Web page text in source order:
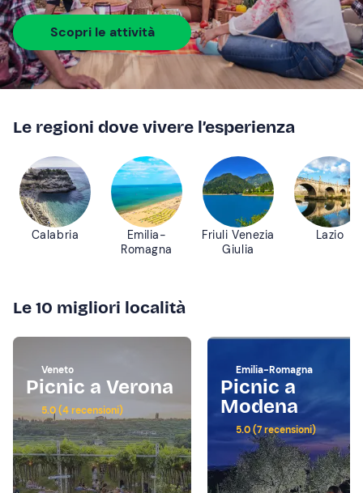
Scopri le attività
Le regioni dove vivere l’esperienza
Calabria
Emilia-
Romagna
Friuli Venezia
Giulia
Lazio
Le 10 migliori località
Veneto
Picnic a Verona
5.0 (4 recensioni)
Emilia-Romagna
Picnic a
Modena
5.0 (7 recensioni)